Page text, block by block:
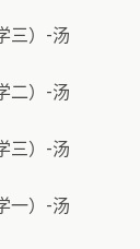
三）-汤
二）-汤
三）-汤
一）-汤